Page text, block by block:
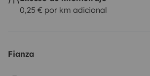
0,25 € por km adicional
Fianza